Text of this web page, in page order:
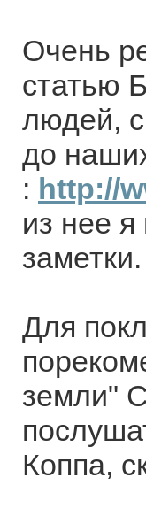
Очень
статью
людей,
до
: http://
из нее
заметки.
Для
земли"
Коппа,